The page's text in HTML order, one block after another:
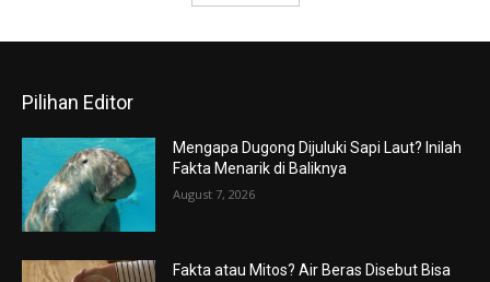
Pilihan Editor
Mengapa Dugong Dijuluki Sapi Laut? Inilah
Fakta Menarik di Baliknya
August 7, 2026
Fakta atau Mitos? Air Beras Disebut Bisa